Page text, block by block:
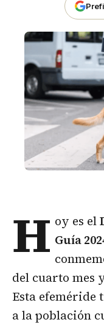
H oy es el
Guía
del cuarto mes
Esta
a la población